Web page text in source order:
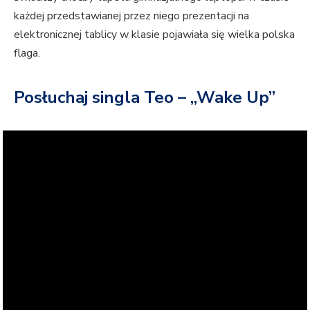
każdej przedstawianej przez niego prezentacji na
elektronicznej tablicy w klasie pojawiała się wielka polska
flaga.
Posłuchaj singla Teo – „Wake Up”